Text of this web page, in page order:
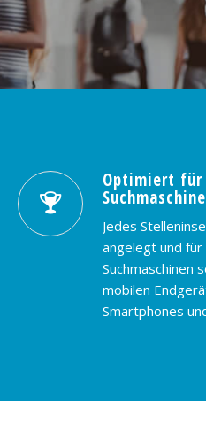
Optimiert für
Jedes
angelegt und für
Suchmaschinen
mobilen
Smartphones